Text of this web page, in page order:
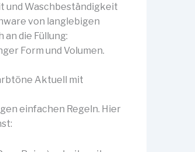
und Waschbeständigkeit
von langlebigen
an die Füllung:
Form und Volumen.
Aktuell mit
einfachen Regeln. Hier